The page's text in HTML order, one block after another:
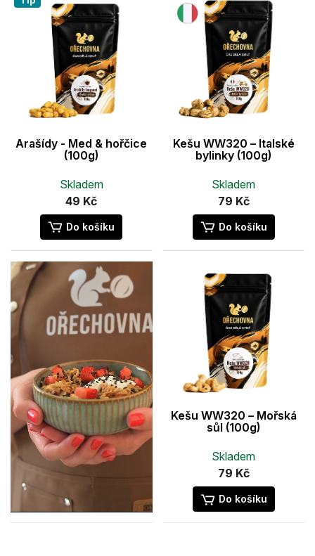
p
ý
kArašídy - Med & hořčice
(100g)
Skladem
49 Kč
Do košíku
Kešu WW320 – Italské
bylinky (100g)
Skladem
79 Kč
Do košíku
Kešu WW320 – Mořská
sůl (100g)
Skladem
79 Kč
Do košíku